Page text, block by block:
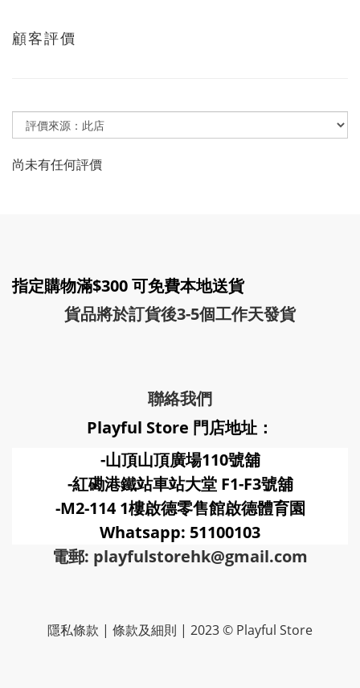
顧客評價
尚未有任何評價
指定購物滿$300 可免費本地送貨
貨品將於訂貨後3-5個工作天發貨
聯絡我們
Playful Store 門店地址：
-山頂山頂廣場110號舖
-紅磡港鐵站車站大堂 F1-F3號舖
-M2-114 1樓啟德零售館啟德體育園
Whatsapp: 51100103
電郵: playfulstorehk@gmail.com
隱私條款 | 條款及細則 | 2023 © Playful Store